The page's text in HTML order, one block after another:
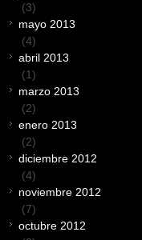
(3)
mayo 2013
(4)
abril 2013
(1)
marzo 2013
(2)
enero 2013
(2)
diciembre 2012
(4)
noviembre 2012
(7)
octubre 2012